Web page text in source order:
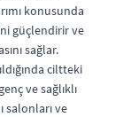
konusunda
güçlendirir ve
sağlar.
ciltteki
ve sağlıklı
salonları ve